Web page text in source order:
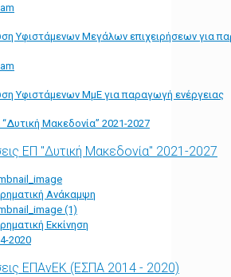
Υφιστάμενων Μεγάλων επιχειρήσεων για
Υφιστάμενων ΜμΕ για παραγωγή ενέργειας
Μακεδονία” 2021-2027
ΕΠ "Δυτική Μακεδονία" 2021-2027
Ανάκαμψη
Εκκίνηση
2020
ΕΠΑνΕΚ (ΕΣΠΑ 2014 - 2020)